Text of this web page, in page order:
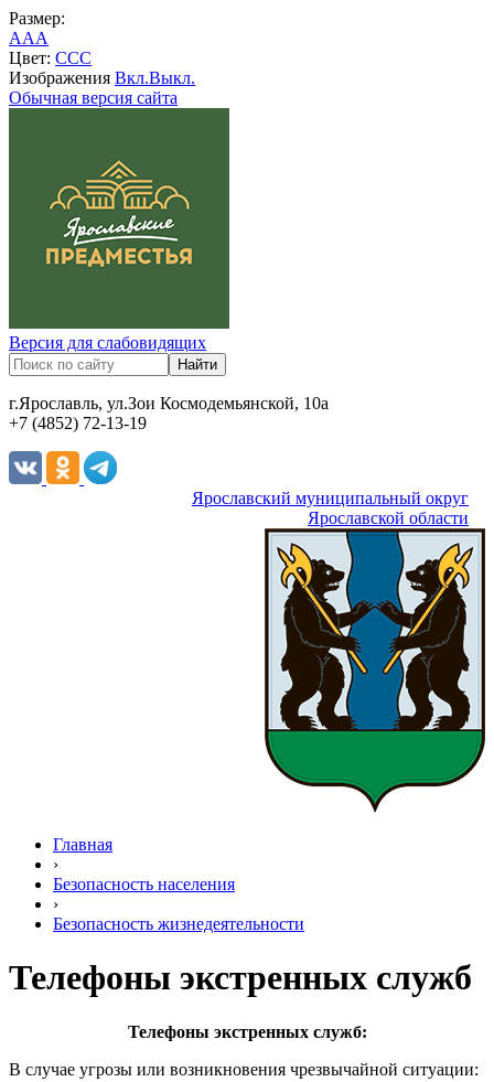
Размер:
AAA
Цвет: CCC
Изображения Вкл.Выкл.
Обычная версия сайта
Версия для слабовидящих
г.Ярославль, ул.Зои Космодемьянской, 10а
+7 (4852) 72-13-19
Ярославский муниципальный округ
Ярославской области
Главная
›
Безопасность населения
›
Безопасность жизнедеятельности
Телефоны экстренных служб
Телефоны экстренных служб:
В случае угрозы или возникновения чрезвычайной ситуации: